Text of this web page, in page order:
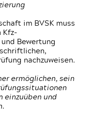
im BVSK muss
Kfz-
Bewertung
nachzuweisen.
ermöglichen, sein
einzuüben und